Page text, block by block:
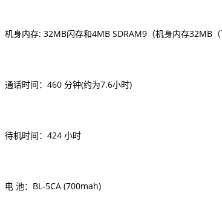
医疗全守护—即时焦点
为4.19亿
第685号-全球信息:观点 |
身内存: 32MB闪存和4MB SDRAM9（机身内存32MB（
话时间：460 分钟(约为7.6小时)
机时间：424 小时
池：BL-5CA (700mah)